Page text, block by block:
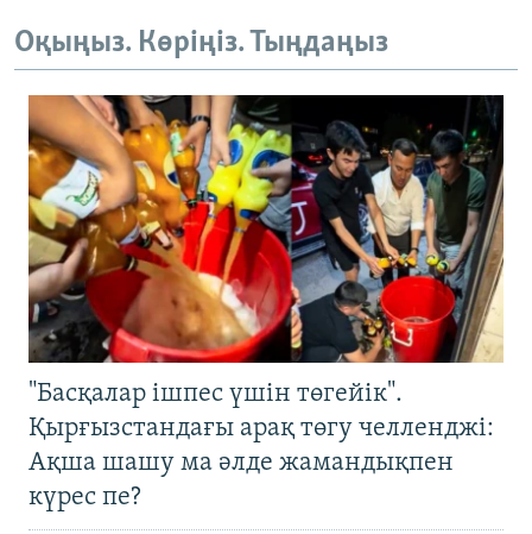
Оқыңыз. Көріңіз. Тыңдаңыз
"Басқалар ішпес үшін төгейік".
Қырғызстандағы арақ төгу челленджі:
Ақша шашу ма әлде жамандықпен
күрес пе?